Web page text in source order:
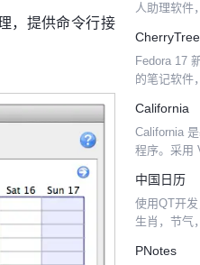
，提供命令行接
人助理软件
理图：
CherryTree
Fedora 17
的笔记软件
XML存储，
California
California
程序。采用
中国日历
使用QT开
生肖，节气
件是国人开
PNotes